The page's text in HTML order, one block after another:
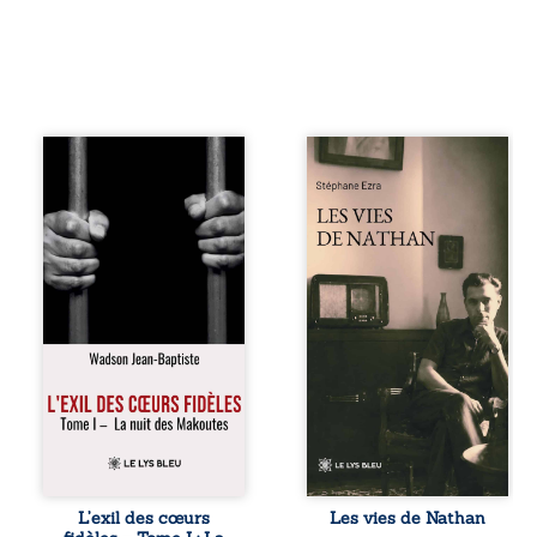
« Une nuit suffit
parfois pour briser
une famille… mais
certaines fidélités
traversent les
années. » Haïti,
sous la dictature
des Duvalier. La
peur s’étend
jusque dans les
villages les plus
reculés. À Bainet,
Jean-Joël Joli
mène une
avec sa famille.
respecté, il refuse
pourtant de
L’exil des cœurs
Les vies de
Nathan est un
né en trois jours,
au printemps
2026. Pour la
première fois,
Stéphane Ezra,
médium, a pu
communiquer
avec son père,
disparu depuis
plus de vingt ans
et qu’il n’a jamais
connu. De ce
dialogue par-delà
la mort naissent
des poèmes qui
retracent une vie
Les vies de Nathan